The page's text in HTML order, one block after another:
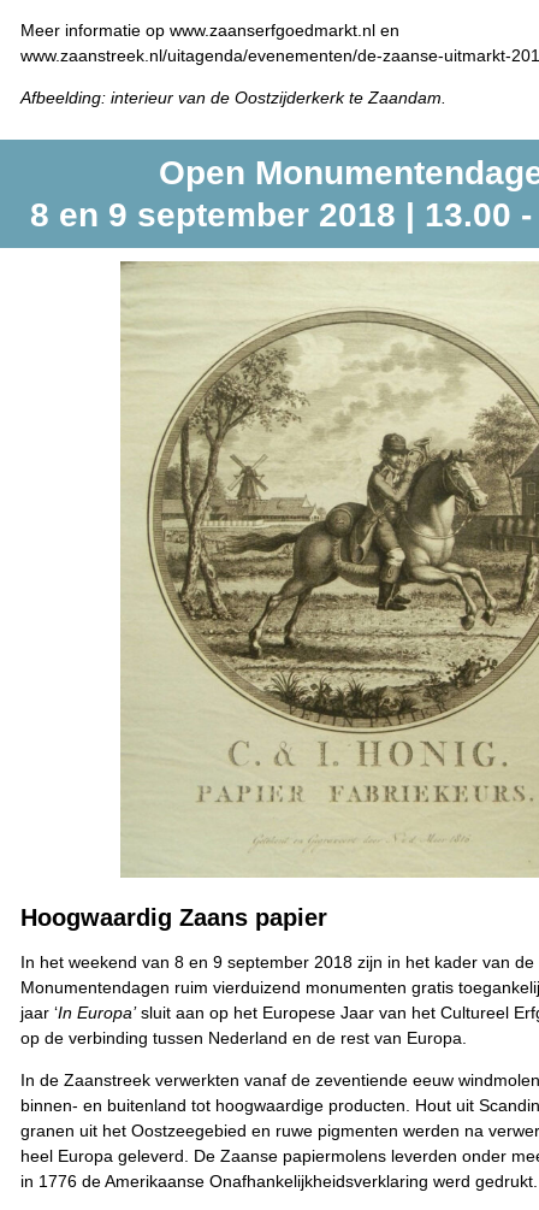
Meer informatie op www.zaanserfgoedmarkt.nl en
www.zaanstreek.nl/uitagenda/evenementen/de-zaanse-uitmarkt-
Afbeelding: interieur van de Oostzijderkerk te Zaandam.
Open
8 en 9 september 2018 | 13.00
Hoogwaardig Zaans papier
In het weekend van 8 en 9 september 2018 zijn in het kader van de
Monumentendagen ruim vierduizend monumenten gratis
jaar ‘In Europa’sluit aan op het Europese Jaar van het Cultureel
op de verbinding tussen Nederland en de rest van Europa.
In de Zaanstreek verwerkten vanaf de zeventiende eeuw
binnen- en buitenland tot hoogwaardige producten. Hout uit
granen uit het Oostzeegebied en ruwe pigmenten werden na
heel Europa geleverd. De Zaanse papiermolens leverden onder
in 1776 de Amerikaanse Onafhankelijkheidsverklaring werd gedrukt.